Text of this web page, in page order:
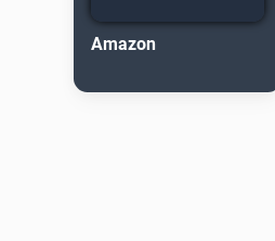
Amazon